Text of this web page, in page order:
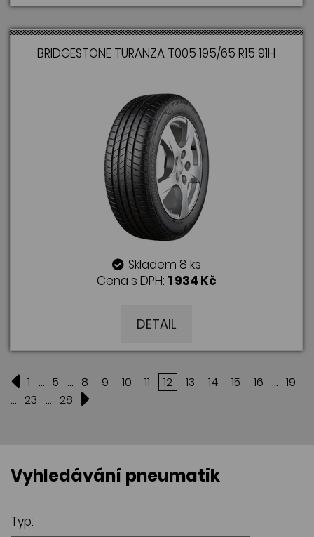
BRIDGESTONE TURANZA T005 195/65 R15 91H
Skladem 8 ks
Cena s DPH: 1 934 Kč
DETAIL
1 ... 5 ... 8 9 10 11 12 13 14 15 16 ... 19
... 23 ... 28
Vyhledávání pneumatik
Typ: